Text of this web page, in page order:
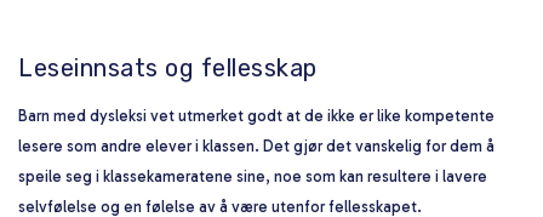
Leseinnsats og fellesskap
Barn med dysleksi vet utmerket godt at de ikke er like kompetente
lesere som andre elever i klassen. Det gjør det vanskelig for dem å
speile seg i klassekameratene sine, noe som kan resultere i lavere
selvfølelse og en følelse av å være utenfor fellesskapet.